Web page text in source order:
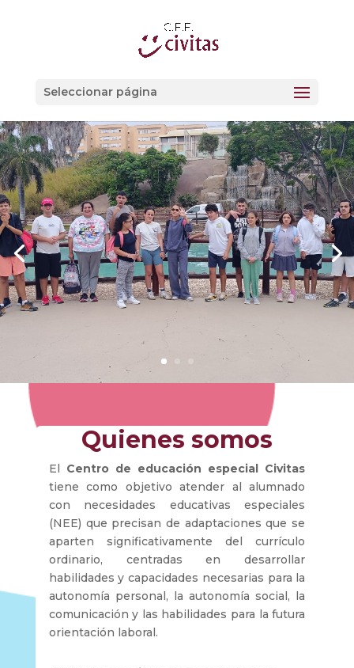
Seleccionar página
Quienes somos
El Centro de educación especial Civitas
tiene como objetivo atender al alumnado
con necesidades educativas especiales
(NEE) que precisan de adaptaciones que se
aparten significativamente del currículo
ordinario, centradas en desarrollar
habilidades y capacidades necesarias para la
autonomía personal, la autonomía social, la
comunicación y las habilidades para la futura
orientación laboral.